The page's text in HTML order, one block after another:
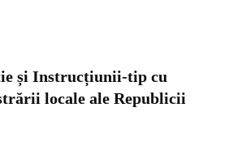
și Instrucțiunii-tip cu
locale ale Republicii